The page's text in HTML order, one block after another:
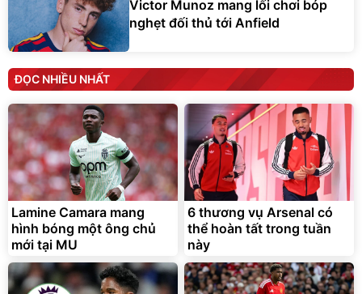
Victor Munoz mang lối chơi bóp
nghẹt đối thủ tới Anfield
ĐỌC NHIỀU NHẤT
Lamine Camara mang
hình bóng một ông chủ
mới tại MU
6 thương vụ Arsenal có
thể hoàn tất trong tuần
này